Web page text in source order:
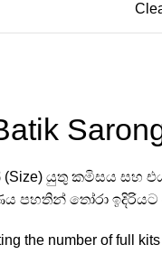
යුතු කමිසය සහ
පහතින් තෝරා
the number of full